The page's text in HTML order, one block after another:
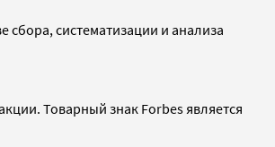
систематизации и анализа
Товарный знак Forbes является